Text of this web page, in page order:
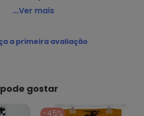
Camarada Preto
IND E COM DE ROUPAS /
EM TAMBOR, PASSAR EM TEMP.
NÃO LAVAR A SECO.
...Ver mais
a primeira avaliação
gostar
-45%